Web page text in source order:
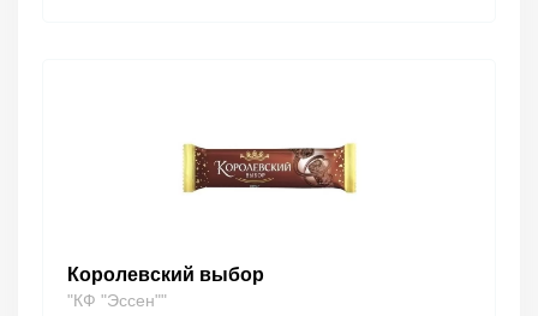
Королевский выбор
"КФ "Эссен""